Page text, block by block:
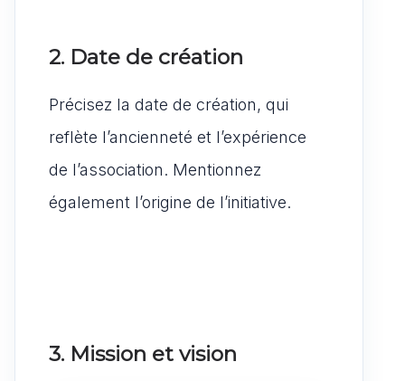
2. Date de création
Précisez la date de création, qui
reflète l’ancienneté et l’expérience
de l’association. Mentionnez
également l’origine de l’initiative.
3. Mission et vision